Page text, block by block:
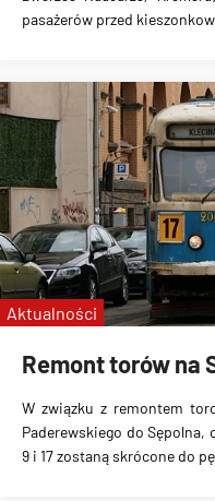
pasażerów przed
Remont torów na
W związku z remontem
Paderewskiego do
9 i 17 zostaną skrócone do
Aktualności